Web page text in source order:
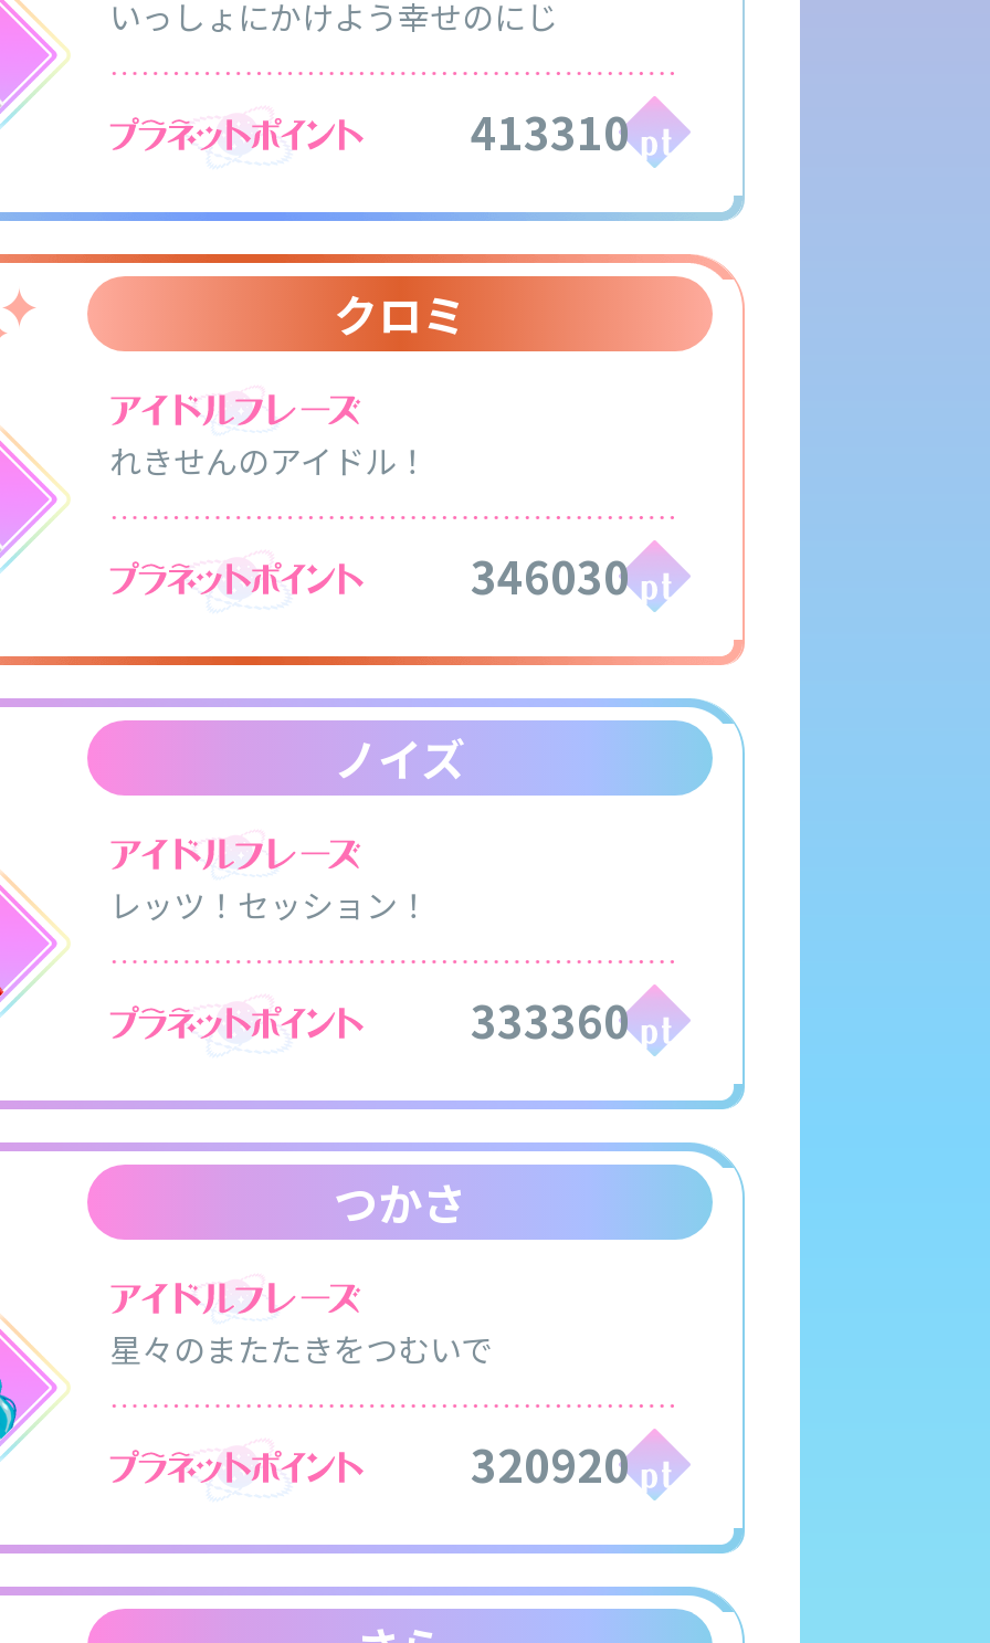
いっしょにかけよう幸せのにじ
413310
クロミ
れきせんのアイドル！
346030
ノイズ
レッツ！セッション！
333360
つかさ
星々のまたたきをつむいで
320920